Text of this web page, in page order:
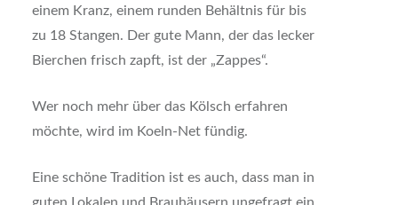
einem Kranz, einem runden Behältnis für bis
zu 18 Stangen. Der gute Mann, der das lecker
Bierchen frisch zapft, ist der „Zappes“.
Wer noch mehr über das Kölsch erfahren
möchte, wird im Koeln-Net fündig.
Eine schöne Tradition ist es auch, dass man in
guten Lokalen und Brauhäusern ungefragt ein